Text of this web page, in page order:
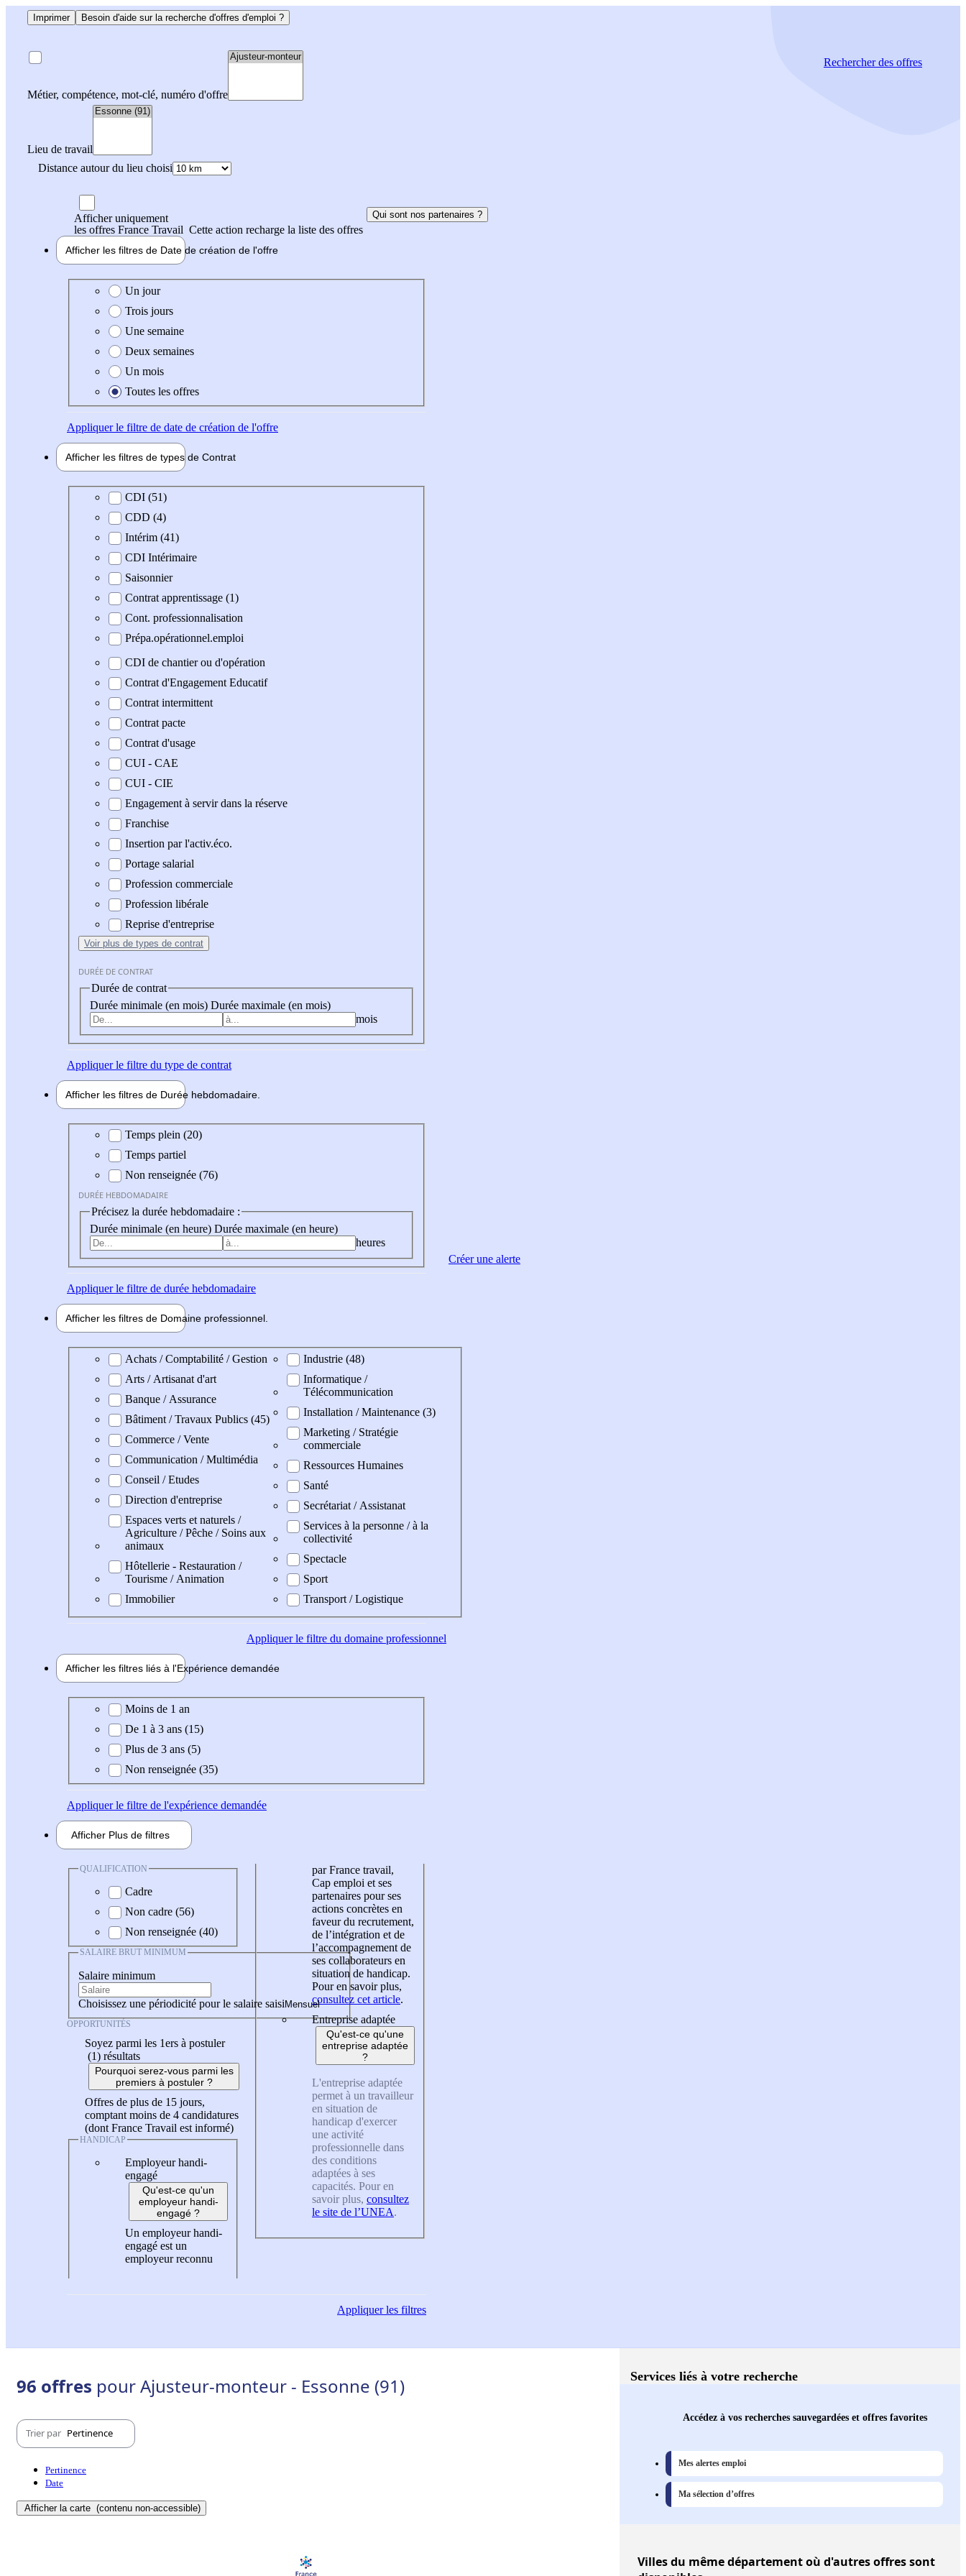
Imprimer Besoin d'aide sur la recherche d'offres d'emploi ?
Métier, compétence, mot-clé, numéro d'offre
Lieu de travail
Distance autour du lieu choisi
Rechercherdes offres
Afficher uniquement
les offres France Travail Cette action recharge la liste des offres
Qui sont nos partenaires ?
Afficher les filtres de Date de création de l'offre
Date de création de l'offre
Un jour
Trois jours
Une semaine
Deux semaines
Un mois
Toutes les offres
Appliquerle filtre de date de création de l'offre
Afficher les filtres de types de Contrat
Type de contratCDI (51)
CDD (4)
Intérim (41)
CDI Intérimaire
Saisonnier
Contrat apprentissage (1)
Cont. professionnalisation
Prépa.opérationnel.emploi
CDI de chantier ou d'opération
Contrat d'Engagement Educatif
Contrat intermittent
Contrat pacte
Contrat d'usage
CUI - CAE
CUI - CIE
Engagement à servir dans la réserve
Franchise
Insertion par l'activ.éco.
Portage salarial
Profession commerciale
Profession libérale
Reprise d'entreprise
Voir plus de types de contrat
DURÉE DE CONTRAT
Durée de contrat
Durée minimale (en mois) Durée maximale (en mois)
mois
Appliquerle filtre du type de contrat
Afficher les filtres de Durée hebdomadaire
Durée hebdomadaire
Temps plein (20)
Temps partiel
Non renseignée (76)
DURÉE HEBDOMADAIRE
Précisez la durée hebdomadaire :
Durée minimale (en heure) Durée maximale (en heure)
heures
Appliquerle filtre de durée hebdomadaire
Afficher les filtres de Domaine professionnel
Domaine professionel
Achats / Comptabilité / Gestion
Arts / Artisanat d'art
Banque / Assurance
Bâtiment / Travaux Publics (45)
Commerce / Vente
Communication / Multimédia
Conseil / Etudes
Direction d'entreprise
Espaces verts et naturels /
Agriculture / Pêche / Soins aux
animaux
Hôtellerie - Restauration /
Tourisme / Animation
Immobilier
Industrie (48)
Informatique /
Télécommunication
Installation / Maintenance (3)
Marketing / Stratégie
commerciale
Ressources Humaines
Santé
Secrétariat / Assistanat
Services à la personne / à la
collectivité
Spectacle
Sport
Transport / Logistique
Appliquerle filtre du domaine professionnel
Afficher les filtres liés à l'Expérience demandée
Expérience demandée
Moins de 1 an
De 1 à 3 ans (15)
Plus de 3 ans (5)
Non renseignée (35)
Appliquerle filtre de l'expérience demandée
Afficher Plus de filtres
QUALIFICATION
Cadre
Non cadre (56)
Non renseignée (40)
SALAIRE BRUT MINIMUM
Salaire minimum
Choisissez une périodicité pour le salaire saisi
OPPORTUNITÉS
Soyez parmi les 1ers à postuler
(1) résultats
Pourquoi serez-vous parmi les
premiers à postuler ?
Offres de plus de 15 jours,
comptant moins de 4 candidatures
(dont France Travail est informé)
HANDICAP
Employeur handi-
engagé
Qu'est-ce qu'un
employeur handi-
engagé ?
Un employeur handi-
engagé est un
employeur reconnu
par France travail,
Cap emploi et ses
partenaires pour ses
actions concrètes en
faveur du recrutement,
de l’intégration et de
l’accompagnement de
ses collaborateurs en
situation de handicap.
Pour en savoir plus,
consultez cet article.
Entreprise adaptée
Qu'est-ce qu'une
entreprise adaptée
?
L'entreprise adaptée
permet à un travailleur
en situation de
handicap d'exercer
une activité
professionnelle dans
des conditions
adaptées à ses
capacités. Pour en
savoir plus, consultez
le site de l’UNEA.
Appliquerles filtres
Créer une alerte
96 offres pour Ajusteur-monteur - Essonne (91)
Trier par Pertinence
Pertinence
Date
Afficher la carte (contenu non-accessible)
Services liés à votre recherche
Accédez à vos recherches sauvegardées et offres favorites
Mes alertes emploi
Ma sélection d’offres
Villesdu même département où d'autres offres sont